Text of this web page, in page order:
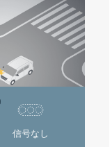
信号なし